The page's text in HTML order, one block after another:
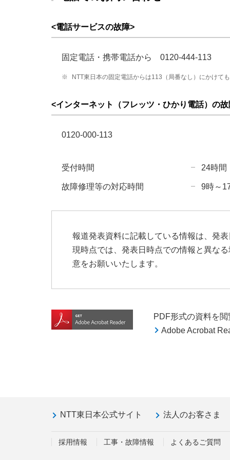
<電話サービスの故障>
固定電話・携帯電話から 0120-444-113
※ NTT東日本の固定電話からは113（局番なし）にかけて
<インターネット（フレッツ・ひかり電話）の故
0120-000-113
受付時間 24時間
故障修理等の対応時間 9時～
報道発表資料に記載している情報は、発
現時点では、発表日時点での情報と異な
意をお願いいたします。
PDF形式の資料を
Adobe Acrobat
NTT東日本公式サイト 法人のお客さま
採用情報 工事・故障情報 よくあるご質問